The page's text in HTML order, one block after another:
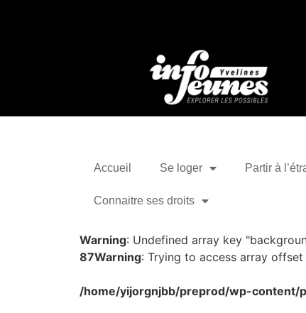
Accueil Se loger Partir à
Connaitre ses droits
Warning: Undefined array key
87Warning: Trying to access array
/home/yijorgnjbb/preprod/wp-content/